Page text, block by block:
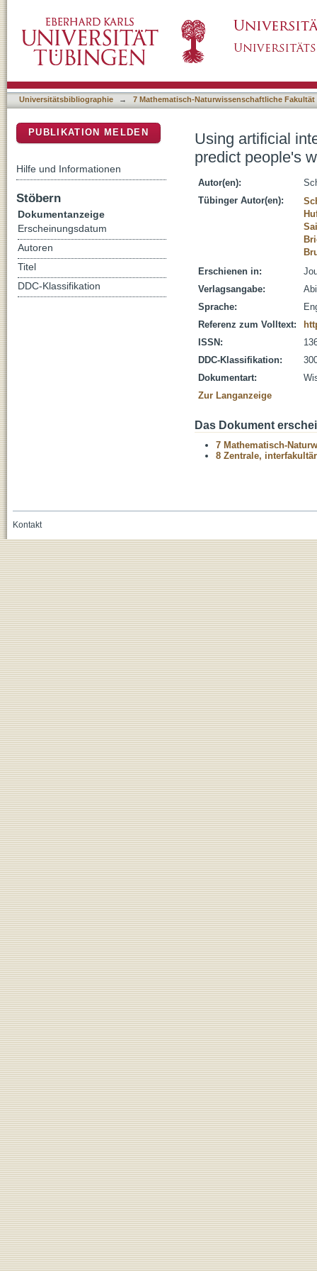
to use AI
Universitätsbibliographie → 7 Mathematisch-Naturwissenschaftliche Fakultät
Using artificial
predict people's
Autor(en):
Tübinger Autor(en):
Erschienen in:
Verlagsangabe:
Sprache:
Referenz zum Volltext:
ISSN:
DDC-Klassifikation:
Dokumentart:
Zur Langanzeige
Das Dokument
7 Mathematisch-
8 Zentrale,
PUBLIKATION MELDEN
Hilfe und Informationen
Stöbern
Dokumentanzeige
Erscheinungsdatum
Autoren
Titel
DDC-Klassifikation
Kontakt